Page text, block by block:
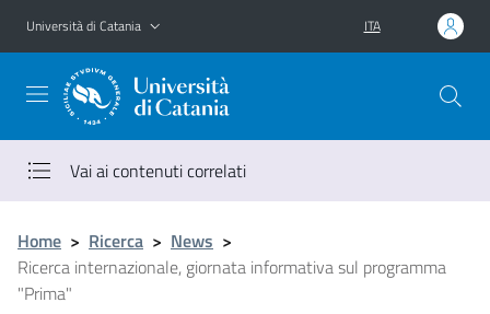
Vai al contenuto principale
Vai al menu di navigazione
Università di Catania ITA
Vai ai contenuti correlati
Home > Ricerca > News >
Ricerca internazionale, giornata informativa sul programma
"Prima"